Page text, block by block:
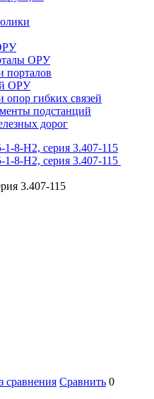
ОРУ
порталов
ОРУ
опор гибких связей
подстанций
дорог
3.407-115
сравнения Сравнить 0